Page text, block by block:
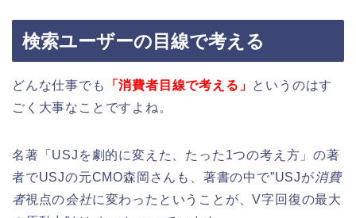
検索ユーザーの目線で考える
どんな仕事でも 「消費者目線で考える」 というのはす
ごく大事なことですよね。
名著「USJを劇的に変えた、たった1つの考え方」の著
者でUSJの元CMO森岡さんも、著書の中で”USJが消費
者視点の会社に変わったということが、V字回復の最大